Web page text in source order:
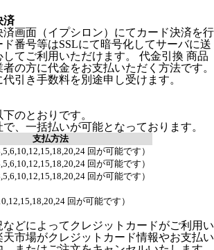
済
画面（イプシロン）にてカード決済を行
番号等はSSLにて暗号化してサーバに送
てご利用いただけます。 代金引換 商品
の方に代金をお支払いただく方法です。
引き手数料を別途申し受けます。
のとおりです。
、一括払いが可能となっております。
支払方法
回が可能です）
回が可能です）
回が可能です）
回が可能です）
どによってクレジットカードがご利用い
市場がクレジットカード情報やお支払い